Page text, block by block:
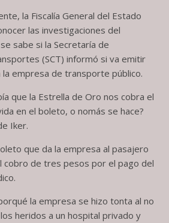
la Fiscalía General del Estado
las investigaciones del
sabe si la Secretaría de
(SCT) informó si va emitir
la empresa de transporte público.
que la Estrella de Oro nos cobra el
en el boleto, o nomás se hace?
Iker.
que da la empresa al pasajero
cobro de tres pesos por el pago del
la empresa se hizo tonta al no
heridos a un hospital privado y